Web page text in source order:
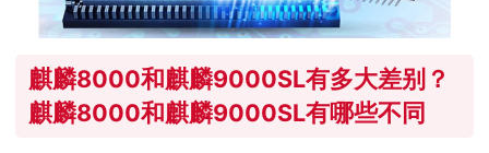
麒麟8000和麒麟9000SL有多大差别？
麒麟8000和麒麟9000SL有哪些不同